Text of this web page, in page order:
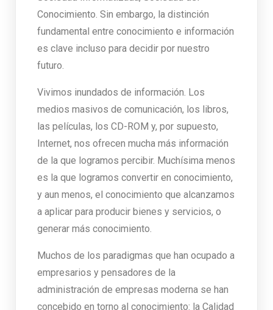
Conocimiento. Sin embargo, la distinción
fundamental entre conocimiento e información
es clave incluso para decidir por nuestro
futuro.
Vivimos inundados de información. Los
medios masivos de comunicación, los libros,
las películas, los CD-ROM y, por supuesto,
Internet, nos ofrecen mucha más información
de la que logramos percibir. Muchísima menos
es la que logramos convertir en conocimiento,
y aun menos, el conocimiento que alcanzamos
a aplicar para producir bienes y servicios, o
generar más conocimiento.
Muchos de los paradigmas que han ocupado a
empresarios y pensadores de la
administración de empresas moderna se han
concebido en torno al conocimiento: la Calidad